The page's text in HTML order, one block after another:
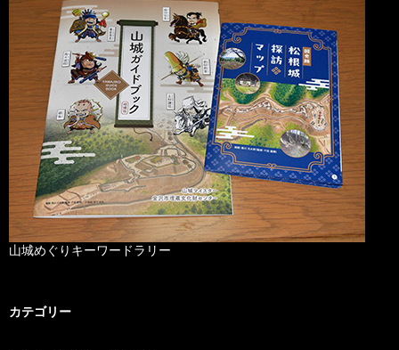
山城めぐりキーワードラリー
カテゴリー